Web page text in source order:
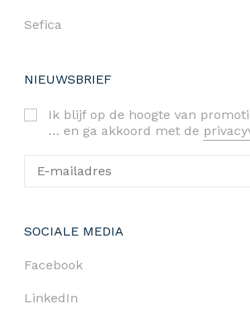
Sefica
NIEUWSBRIEF
Ik blijf op de hoogte van
… en ga akkoord met de
SOCIALE MEDIA
Facebook
LinkedIn